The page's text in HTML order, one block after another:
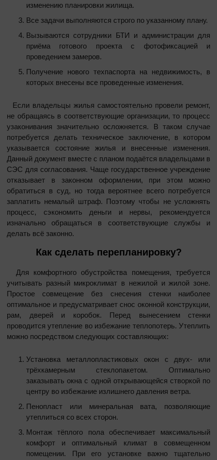
изменению планировки жилища.
Все задачи выполняются строго по указанному плану.
Вызываются сотрудники БТИ и администрации для
приёма готового проекта с фотофиксацией и
проведением замеров.
Получение нового техпаспорта на недвижимость, в
которых внесены все проведенные изменения.
Если владельцы жилья самостоятельно провели ремонт,
не обращаясь в соответствующие организации, то процесс
узаконивания значительно осложняется. В таком случае
потребуется делать техническое заключение, в котором
указывается состояние жилья и внесенные изменения.
Данный документ вместе с планом подаётся владельцами в
СЭС для согласования. Чаще государственное учреждение
отказывает в законном оформлении, при этом можно
обратиться в суд, но тогда вероятнее всего потребуется
заплатить немалый штраф. Поэтому чтобы не усложнять
процесс, сэкономить деньги и нервы, рекомендуется
изначально обращаться в соответствующие службы и
делать всё законно.
Как сделать перепланировку?
Для комфортного обустройства помещения, требуется
учитывать разный микроклимат в нежилой и жилой зоне.
Простое совмещение без снесения стенки наиболее
оптимальное и предусматривает снос оконной конструкции,
рам, дверей и коробок. Перед вынесением стенки
проводится утепление во избежание теплопотерь. Утеплить
можно посредством следующих составляющих:
Установка металлопластиковых окон с двух- или
трёхкамерным стеклопакетом. Оптимально
заказывать окна с одной открывающейся створкой по
центру во избежание излишнего давления ветра.
Пенопласт или минеральная вата, позволяющие
утеплиться со всех сторон.
Монтаж тёплого пола обеспечивает максимальный
комфорт и оптимальный климат в совмещенном
помещении. При его установке важно тщательно